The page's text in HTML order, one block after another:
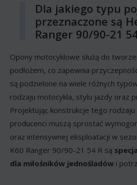
Dla jakiego typu
przeznaczone są
Ranger 90/90-21
Opony motocyklowe służą do
podłożem, co zapewnia
są podzielone na wiele różnych
rodzaju motocykla, stylu jazdy oraz
Projektując konstrukcje tego rodzaju
producenci muszą sprostać
oraz intensywnej eksploatacji w
K60 Ranger 90/90-21 54 R są
dla miłośników jednośladów i